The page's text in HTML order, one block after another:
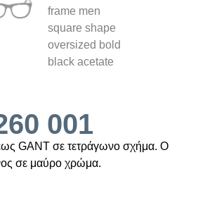
001
GANT σε τετράγωνο σχήμα. Ο
σε μαύρο χρώμα.